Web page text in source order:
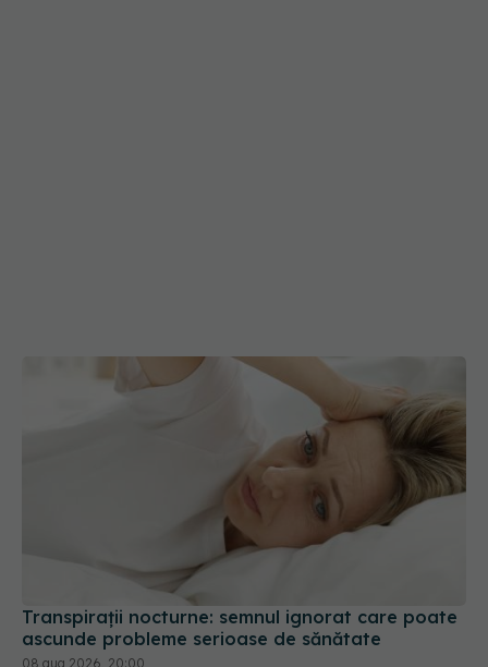
Transpirații nocturne: semnul ignorat care poate
ascunde probleme serioase de sănătate
08 aug 2026, 20:00